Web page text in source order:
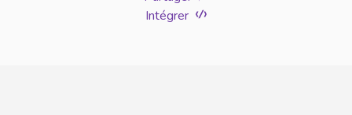
Intégrer